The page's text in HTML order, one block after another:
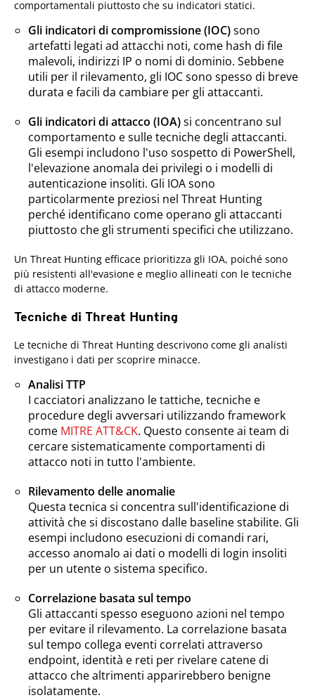
comportamentali piuttosto che su indicatori statici.
Gli indicatori di compromissione (IOC)sono
artefatti legati ad attacchi noti, come hash di file
malevoli, indirizzi IP o nomi di dominio. Sebbene
utili per il rilevamento, gli IOC sono spesso di breve
durata e facili da cambiare per gli attaccanti.
Gli indicatori di attacco (IOA)si concentrano sul
comportamento e sulle tecniche degli attaccanti.
Gli esempi includono l'uso sospetto di PowerShell,
l'elevazione anomala dei privilegi o i modelli di
autenticazione insoliti. Gli IOA sono
particolarmente preziosi nel Threat Hunting
perché identificano come operano gli attaccanti
piuttosto che gli strumenti specifici che utilizzano.
Un Threat Hunting efficace prioritizza gli IOA, poiché sono
più resistenti all'evasione e meglio allineati con le tecniche
di attacco moderne.
Tecniche di Threat Hunting
Le tecniche di Threat Hunting descrivono come gli analisti
investigano i dati per scoprire minacce.
Analisi TTP
I cacciatori analizzano le tattiche, tecniche e
procedure degli avversari utilizzando framework
come MITRE ATT&CK. Questo consente ai team di
cercare sistematicamente comportamenti di
attacco noti in tutto l'ambiente.
Rilevamento delle anomalie
Questa tecnica si concentra sull'identificazione di
attività che si discostano dalle baseline stabilite. Gli
esempi includono esecuzioni di comandi rari,
accesso anomalo ai dati o modelli di login insoliti
per un utente o sistema specifico.
Correlazione basata sul tempo
Gli attaccanti spesso eseguono azioni nel tempo
per evitare il rilevamento. La correlazione basata
sul tempo collega eventi correlati attraverso
endpoint, identità e reti per rivelare catene di
attacco che altrimenti apparirebbero benigne
isolatamente.